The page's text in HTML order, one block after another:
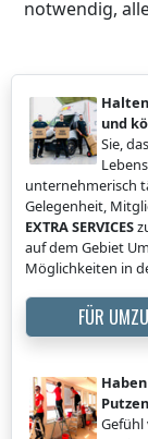
notwendig,
und
Sie,
unternehmerisch
Gelegenheit,
EXTRA SERVICES
auf dem Gebiet
Möglichkeiten in
FÜR